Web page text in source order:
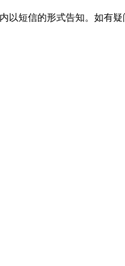
以短信的形式告知。如有